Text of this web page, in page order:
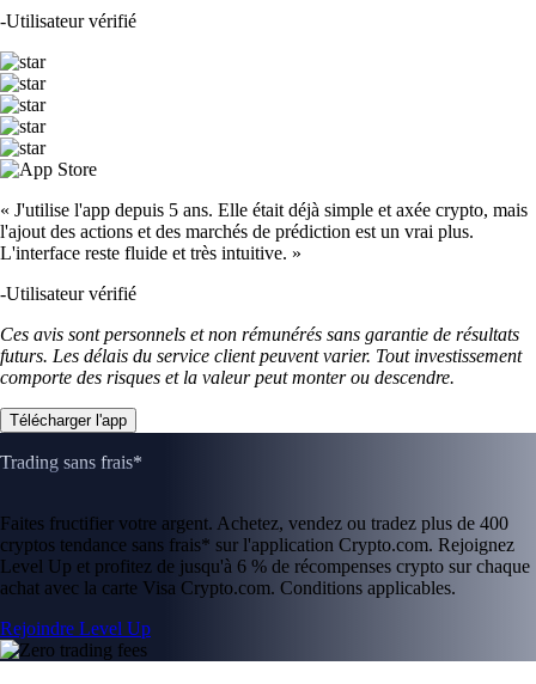
-Utilisateur vérifié
« J'utilise l'app depuis 5 ans. Elle était déjà simple et axée crypto, mais
l'ajout des actions et des marchés de prédiction est un vrai plus.
L'interface reste fluide et très intuitive. »
-Utilisateur vérifié
Ces avis sont personnels et non rémunérés sans garantie de résultats
futurs. Les délais du service client peuvent varier. Tout investissement
comporte des risques et la valeur peut monter ou descendre.
Télécharger l'app
Trading sans frais*
Faites fructifier votre argent. Achetez, vendez ou tradez plus de 400
cryptos tendance sans frais* sur l'application Crypto.com. Rejoignez
Level Up et profitez de jusqu'à 6 % de récompenses crypto sur chaque
achat avec la carte Visa Crypto.com. Conditions applicables.
Rejoindre Level Up